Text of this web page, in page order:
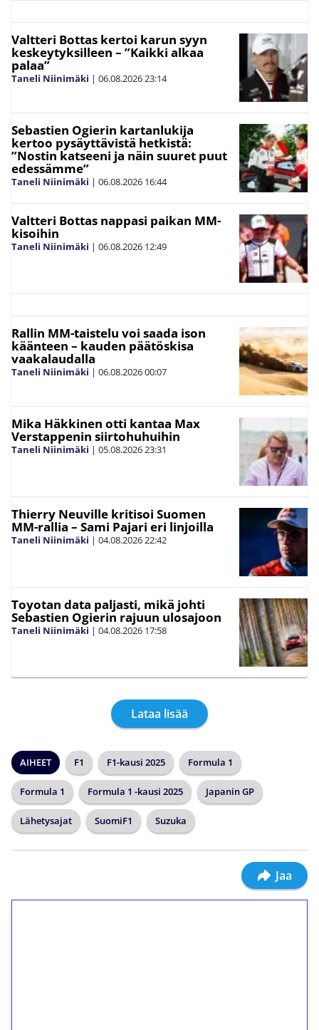
Valtteri Bottas kertoi karun syyn
keskeytyksilleen – ”Kaikki alkaa
palaa”
Taneli Niinimäki | 06.08.202623:14
Sebastien Ogierin kartanlukija
kertoo pysäyttävistä hetkistä:
”Nostin katseeni ja näin suuret puut
edessämme”
Taneli Niinimäki | 06.08.2026 16:44
Valtteri Bottas nappasi paikan MM-
kisoihin
Taneli Niinimäki | 06.08.2026 12:49
Rallin MM-taistelu voi saada ison
käänteen – kauden päätöskisa
vaakalaudalla
Taneli Niinimäki | 06.08.202600:07
Mika Häkkinen otti kantaa Max
Verstappenin siirtohuhuihin
Taneli Niinimäki | 05.08.202623:31
Thierry Neuville kritisoi Suomen
MM-rallia – Sami Pajari eri linjoilla
Taneli Niinimäki | 04.08.202622:42
Toyotan data paljasti, mikä johti
Sebastien Ogierin rajuun ulosajoon
Taneli Niinimäki | 04.08.2026 17:58
Lataa lisää
AIHEET F1 F1-kausi 2025 Formula 1
Formula 1 Formula 1 -kausi 2025 Japanin GP
Lähetysajat SuomiF1 Suzuka
Jaa